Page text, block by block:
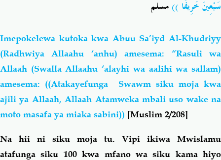
سَبْعِينَ خَرِيفًا ))مسلم
Imepokelewa kutoka kwa Abuu Sa’iyd Al-Khudriyy
(Radhwiya Allaahu ‘anhu) amesema: “Rasuli wa
Allaah (Swalla Allaahu ‘alayhi wa aalihi wa sallam)
amesema: ((Atakayefunga Swawm siku moja kwa
ajili ya Allaah, Allaah Atamweka mbali uso wake na
moto masafa ya miaka sabini)) [Muslim 2/208]
Na hii ni siku moja tu. Vipi ikiwa Mwislamu
atafunga siku 100 kwa mfano wa siku kama hiyo